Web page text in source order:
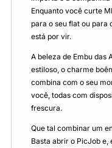
Enquanto você curte
para o seu flat ou para
está por vir.
A beleza de Embu das
estiloso, o charme
combina com o seu
você, todas com
frescura.
Que tal combinar um
Basta abrir o PicJob e,